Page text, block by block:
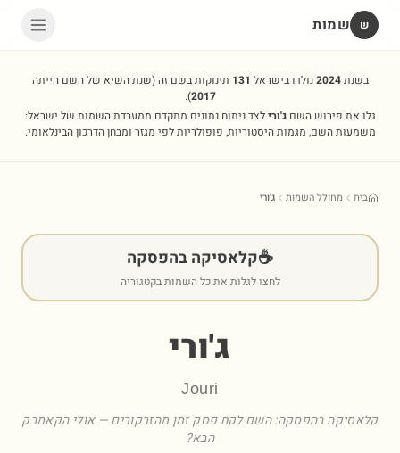
שׁ שמות
בשנת2024נולדו בישראל 131 תינוקות בשם זה(שנת השיא של השם הייתה
2017
).
גלו את פירוש השםג'ורילצד ניתוח נתונים מתקדם ממעבדת השמות של ישראל:
משמעות השם, מגמות היסטוריות, פופולריות לפי מגזר ומבחן הדרכון הבינלאומי.
בית מחולל השמות ג'ורי
☕קלאסיקה בהפסקה
לחצו לגלות את כל השמות בקטגוריה
ג'ורי
Jouri
קלאסיקה בהפסקה: השם לקח פסק זמן מהזרקורים — אולי הקאמבק
הבא?